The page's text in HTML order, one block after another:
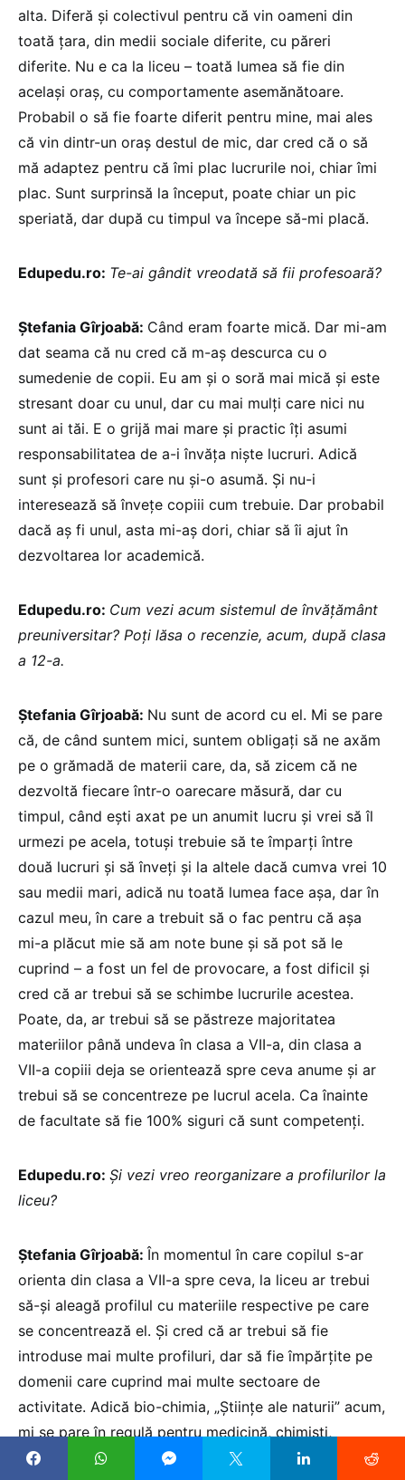
alta. Diferă și colectivul pentru că vin oameni din
toată țara, din medii sociale diferite, cu păreri
diferite. Nu e ca la liceu – toată lumea să fie din
același oraș, cu comportamente asemănătoare.
Probabil o să fie foarte diferit pentru mine, mai ales
că vin dintr-un oraș destul de mic, dar cred că o să
mă adaptez pentru că îmi plac lucrurile noi, chiar îmi
plac. Sunt surprinsă la început, poate chiar un pic
speriată, dar după cu timpul va începe să-mi placă.
Edupedu.ro: Te-ai gândit vreodată să fii profesoară?
Ștefania Gîrjoabă: Când eram foarte mică. Dar mi-am
dat seama că nu cred că m-aș descurca cu o
sumedenie de copii. Eu am și o soră mai mică și este
stresant doar cu unul, dar cu mai mulți care nici nu
sunt ai tăi. E o grijă mai mare și practic îți asumi
responsabilitatea de a-i învăța niște lucruri. Adică
sunt și profesori care nu și-o asumă. Și nu-i
interesează să învețe copiii cum trebuie. Dar probabil
dacă aș fi unul, asta mi-aș dori, chiar să îi ajut în
dezvoltarea lor academică.
Edupedu.ro: Cum vezi acum sistemul de învățământ
preuniversitar? Poți lăsa o recenzie, acum, după clasa
a 12-a.
Ștefania Gîrjoabă: Nu sunt de acord cu el. Mi se pare
că, de când suntem mici, suntem obligați să ne axăm
pe o grămadă de materii care, da, să zicem că ne
dezvoltă fiecare într-o oarecare măsură, dar cu
timpul, când ești axat pe un anumit lucru și vrei să îl
urmezi pe acela, totuși trebuie să te împarți între
două lucruri și să înveți și la altele dacă cumva vrei 10
sau medii mari, adică nu toată lumea face așa, dar în
cazul meu, în care a trebuit să o fac pentru că așa
mi-a plăcut mie să am note bune și să pot să le
cuprind – a fost un fel de provocare, a fost dificil și
cred că ar trebui să se schimbe lucrurile acestea.
Poate, da, ar trebui să se păstreze majoritatea
materiilor până undeva în clasa a VII-a, din clasa a
VII-a copiii deja se orientează spre ceva anume și ar
trebui să se concentreze pe lucrul acela. Ca înainte
de facultate să fie 100% siguri că sunt competenți.
Edupedu.ro: Și vezi vreo reorganizare a profilurilor la
liceu?
Ștefania Gîrjoabă: În momentul în care copilul s-ar
orienta din clasa a VII-a spre ceva, la liceu ar trebui
să-și aleagă profilul cu materiile respective pe care
se concentrează el. Și cred că ar trebui să fie
introduse mai multe profiluri, dar să fie împărțite pe
domenii care cuprind mai multe sectoare de
activitate. Adică bio-chimia, „Științe ale naturii” acum,
mi se pare în regulă pentru medicină, chimiști,
industrie, științe, este ceva aplicat, te ajută să te